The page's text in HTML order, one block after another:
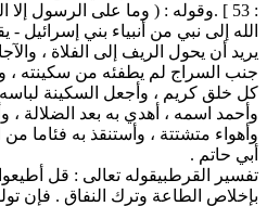
الله إلى نبي من أنبياء بني
يريد أن يحول الريف إلى الفلاة ،
جنب السراج لم يطفئه من سكينته ،
كل خلق كريم ، وأجعل السكينة لباسه
وأحمد اسمه ، أهدي به بعد الضلالة ،
وأهواء متشتتة ، وأستنقذ به
أبي حاتم .
تفسير القرطبيقوله تعالى : قل
بإخلاص الطاعة وترك النفاق . فإن